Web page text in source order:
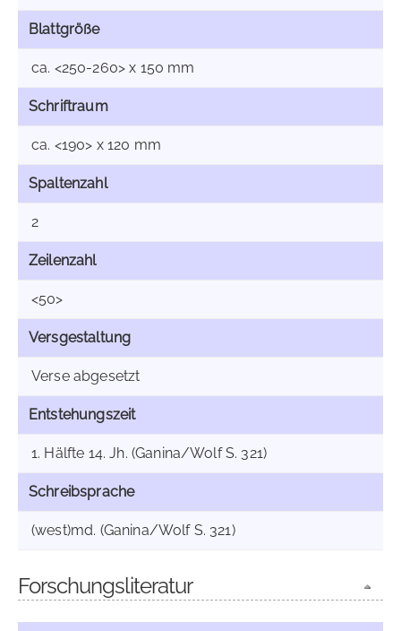
Blattgröße
ca. <250-260> x 150 mm
Schriftraum
ca. <190> x 120 mm
Spaltenzahl
2
Zeilenzahl
<50>
Versgestaltung
Verse abgesetzt
Entstehungszeit
1. Hälfte 14. Jh. (Ganina/Wolf S. 321)
Schreibsprache
(west)md. (Ganina/Wolf S. 321)
Forschungsliteratur